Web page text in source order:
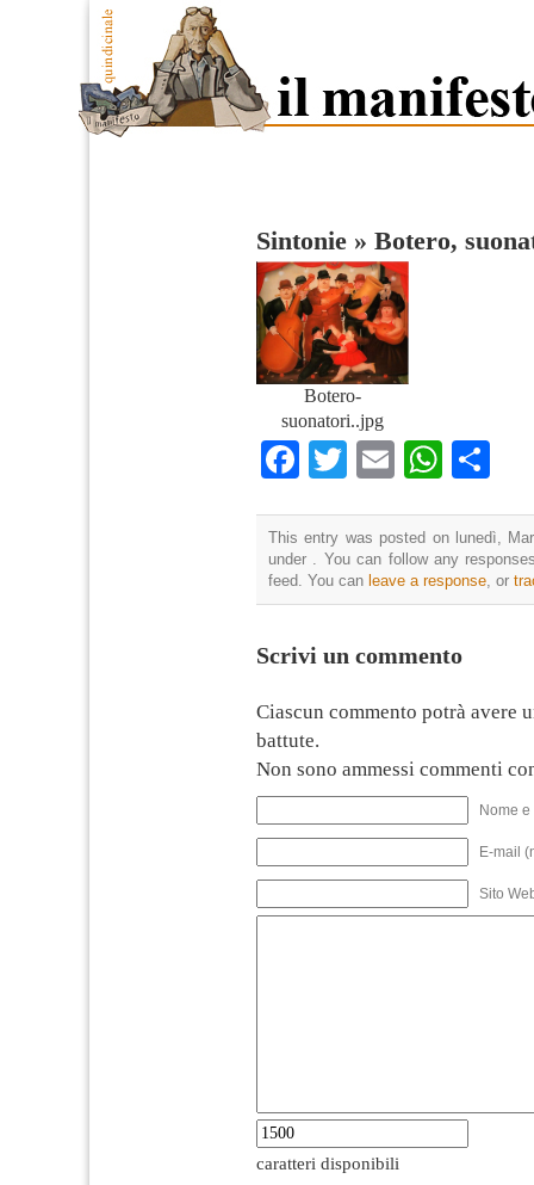
Sintonie » Botero,
Botero-
suonatori..jpg
Facebook
TwitterEmail
This entry was posted on lunedì,
under . You can follow any
feed. You can leave a response , or
Scrivi un commento
Ciascun commento potrà avere
battute.
Non sono ammessi commenti
Nome
E-mail
Sito
caratteri disponibili